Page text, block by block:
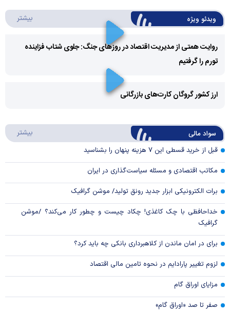
ویدئو ویژه بیشتر
Play
Video
روایت همتی از مدیریت اقتصاد در روزهای جنگ: جلوی شتاب فزاینده
تورم را گرفتیم
Video
ارز کشور گروگان کارت‌های بازرگانی
سواد مالی بیشتر
قبل از خرید قسطی این ۷ هزینه پنهان را بشناسید
مکاتب اقتصادی و مسئله سیاست‌گذاری در ایران
برات الکترونیکی ابزار جدید رونق تولید/ موشن گرافیک
خداحافظی با چک کاغذی! چکاد چیست و چطور کار می‌کند؟ /موشن
گرافیک
برای در امان ماندن از کلاهبرداری بانکی چه باید کرد؟
لزوم تغییر پارادایم در نحوه تامین مالی اقتصاد
مزایای اوراق گام
صفر تا صد «اوراق گام»